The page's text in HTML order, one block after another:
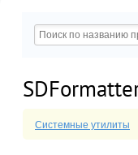
Системные утилиты